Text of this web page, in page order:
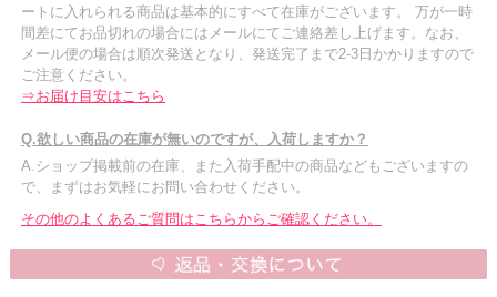
ートに入れられる商品は基本的にすべて在庫がございます。 万が一時
間差にてお品切れの場合にはメールにてご連絡差し上げます。なお、
メール便の場合は順次発送となり、発送完了まで2-3日かかりますので
ご注意ください。
⇒お届け目安はこちら
Q.欲しい商品の在庫が無いのですが、入荷しますか？
A.ショップ掲載前の在庫、また入荷手配中の商品などもございますの
で、まずはお気軽にお問い合わせください。
その他のよくあるご質問はこちらからご確認ください。